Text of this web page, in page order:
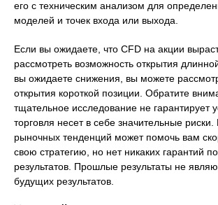
его с техническим анализом для
моделей и точек входа или выхода.
Если вы ожидаете, что CFD на акции
рассмотреть возможность открытия
вы ожидаете снижения, вы можете
открытия короткой позиции. Обратите
тщательное исследование не гарантирует
торговля несет в себе значительные риски.
рыночных тенденций может помочь вам
свою стратегию, но нет никаких гарантий
результатов. Прошлые результаты не
будущих результатов.